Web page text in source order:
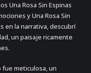
Una Rosa Sin Espinas
y Una Rosa Sin
en la narrativa, descubrí
un paisaje ricamente
meticulosa, un